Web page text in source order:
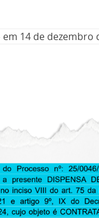
em 14 de dezembro